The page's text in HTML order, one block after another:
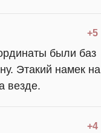
+5
были баз
Этакий намек на
везде.
+4